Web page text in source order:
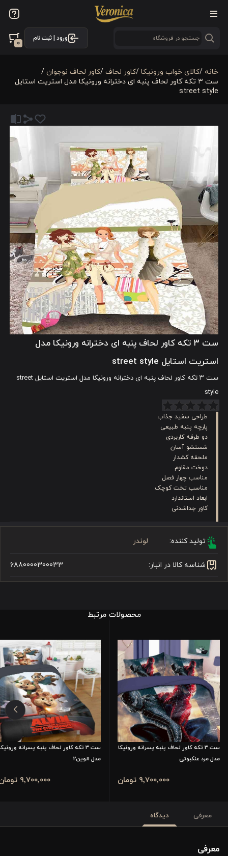
ورود | ثبت نام
0
خانه /کالای خواب ورونیکا /کاور لحاف /کاور لحاف نوجوان /
ست ۳ تکه کاور لحاف پنبه ای دخترانه ورونیکا مدل استریت استایل
street style
ست ۳ تکه کاور لحاف پنبه ای دخترانه ورونیکا مدل
استریت استایل street style
ست ۳ تکه کاور لحاف پنبه ای دخترانه ورونیکا مدل استریت استایل street
style
طراحی سفید جذاب
پارچه پنبه طبیعی
دو طرفه کاربردی
شستشو آسان
ملحفه کشدار
دوخت مقاوم
مناسب چهار فصل
مناسب تخت کوچک
ابعاد استاندارد
کاور جداشدنی
تولید کننده: لوندر
شناسه کالا در انبار: 6880000300033
محصولات مرتبط
ست 3 تکه کاور لحاف پنبه پسرانه ورونیکا
مدل مرد عنکبوتی
9٬700٬000 تومان
ست 3 تکه کاور لحاف پنبه پسرانه
مدل الوین2
9٬700٬000 تومان
معرفی دیدگاه
معرفی